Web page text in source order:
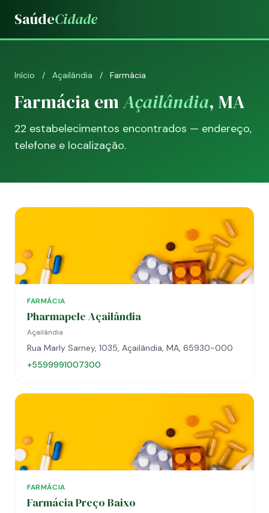
SaúdeCidade
Início / Açailândia / Farmácia
Farmácia emAçailândia, MA
22 estabelecimentos encontrados — endereço,
telefone e localização.
FARMÁCIA
Pharmapele Açailândia
Açailândia
Rua Marly Sarney, 1035, Açailândia, MA, 65930-000
+5599991007300
FARMÁCIA
Farmácia Preço Baixo